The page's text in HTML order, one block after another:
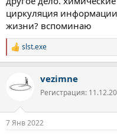
циркуляция
жизни? вспоминаю
Р
е
ц
slst.exe
vezimne
Регистрация:
7 Янв 2022